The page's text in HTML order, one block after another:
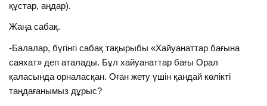
құстар, аңдар).
Жаңа сабақ.
-Балалар, бүгінгі сабақ тақырыбы «Хайуанаттар бағына
саяхат» деп аталады. Бұл хайуанаттар бағы Орал
қаласында орналасқан. Оған жету үшін қандай көлікті
таңдағанымыз дұрыс?